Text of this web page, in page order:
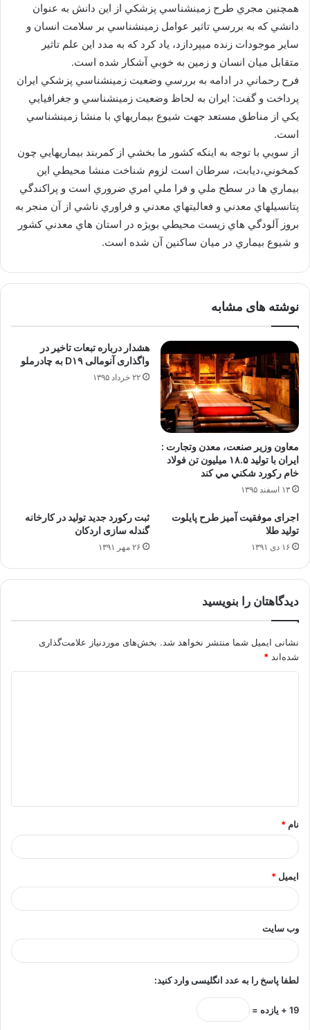
همچنين مجري طرح زمينشناسي پزشكي از اين دانش به عنوان
دانشي كه به بررسي تاثير عوامل زمينشناسي بر سلامت انسان و
ساير موجودات زنده ميپردازد، ياد كرد كه به مدد اين علم تاثير
متقابل ميان انسان و زمين به خوبي آشكار شده است.
فرح رحماني در ادامه به بررسي وضعيت زمينشناسي پزشكي ايران
پرداخت و گفت: ايران به لحاظ وضعيت زمينشناسي و جغرافيايي
يكي از مناطق مستعد جهت شيوع بيماريهاي با منشا زمينشناسي
است.
از سويي با توجه به اينكه كشور ما بخشي از كمربند بيماريهايي چون
كمخوني،ديابت، سرطان است لزوم شناخت منشا محيطي اين
بيماري ها در سطح ملي و فرا ملي امري ضروري است و پراكندگي
پتانسيلهاي معدني و فعاليتهاي معدني و فراوري ناشي از آن منجر به
بروز آلودگي هاي زيست محيطي بويژه در استان هاي معدني كشور
و شيوع بيماري در ميان ساكنين آن شده است.
نوشته های مشابه
معاون وزير صنعت، معدن وتجارت :
ايران با توليد ۱۸.۵ ميليون تن فولاد
خام رکورد شکني مي کند
۱۳ اسفند ۱۳۹۵
هشدار درباره تبعات تاخیر در
واگذاری آنومالی D۱۹ به چادرملو
۲۲ خرداد ۱۳۹۵
اجرای موفقیت آمیز طرح پایلوت
تولید طلا
۱۶ دی ۱۳۹۱
ثبت رکورد جدید تولید در کارخانه
گندله سازی اردکان
۲۶ مهر ۱۳۹۱
دیدگاهتان را بنویسید
نشانی ایمیل شما منتشر نخواهد شد. بخش‌های موردنیاز علامت‌گذاری
شده‌اند *
*
نام *
ایمیل *
وب‌ سایت
لطفا پاسخ را به عدد انگلیسی وارد کنید:
19 + یازده =